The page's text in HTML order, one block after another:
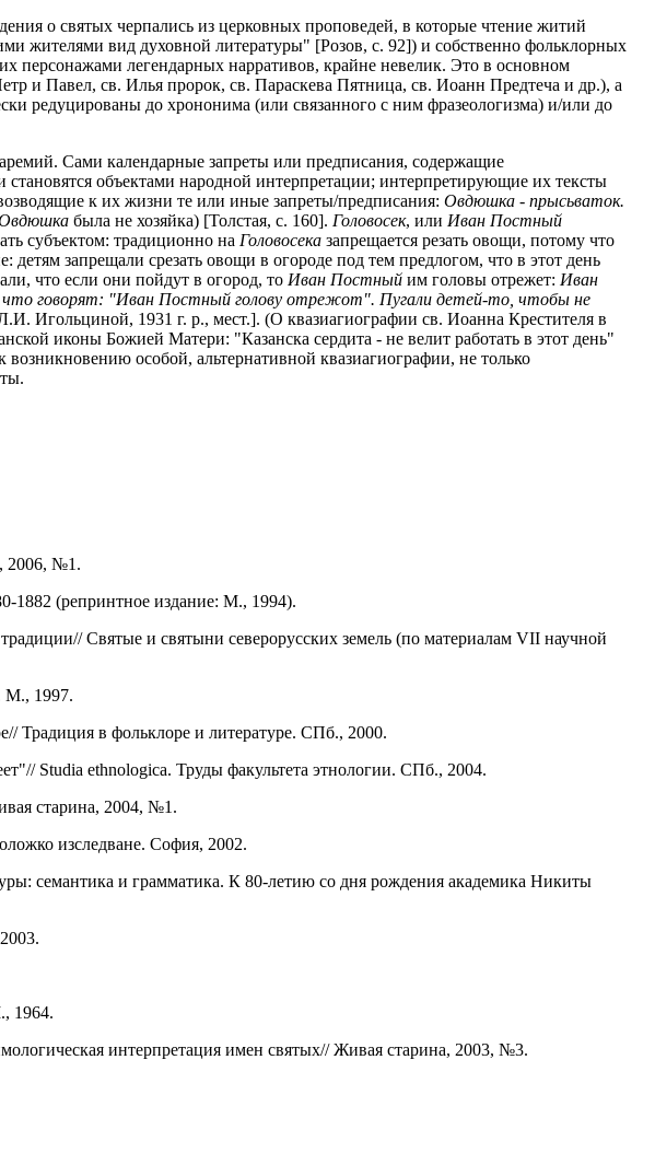
о святых черпались из церковных проповедей, в которые чтение житий
жителями вид духовной литературы" [Розов, с. 92]) и собственно фольклорных
персонажами легендарных нарративов, крайне невелик. Это в основном
и Павел, св. Илья пророк, св. Параскева Пятница, св. Иоанн Предтеча и др.), а
редуцированы до хрононима (или связанного с ним фразеологизма) и/или до
Сами календарные запреты или предписания, содержащие
объектами народной интерпретации; интерпретирующие их тексты
к их жизни те или иные запреты/предписания: Овдюшка - прысьваток.
была не хозяйка) [Толстая, с. 160]. Головосек, или Иван Постный
субъектом: традиционно на Головосека запрещается резать овощи, потому что
детям запрещали срезать овощи в огороде под тем предлогом, что в этот день
что если они пойдут в огород, то Иван Постный им головы отрежет: Иван
говорят: "Иван Постный голову отрежот". Пугали детей-то, чтобы не
Игольциной, 1931 г. р., мест.]. (О квазиагиографии св. Иоанна Крестителя в
иконы Божией Матери: "Казанска сердита - не велит работать в этот день"
особой, альтернативной квазиагиографии, не только
2006, №1.
1882 (репринтное издание: М., 1994).
Святые и святыни северорусских земель (по материалам VII научной
1997.
Традиция в фольклоре и литературе. СПб., 2000.
Studia ethnologica. Труды факультета этнологии. СПб., 2004.
старина, 2004, №1.
изследване. София, 2002.
семантика и грамматика. К 80-летию со дня рождения академика Никиты
1964.
интерпретация имен святых// Живая старина, 2003, №3.